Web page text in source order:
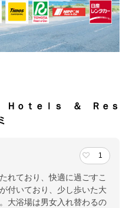
1時間15分/伊豆長岡駅よりお
よりお車で約30分
Ｈｏｔｅｌｓ ＆ Ｒｅｓ
1
れており、快適に過ごすこ
付いており、少し歩いた大
大浴場は男女入れ替わるの